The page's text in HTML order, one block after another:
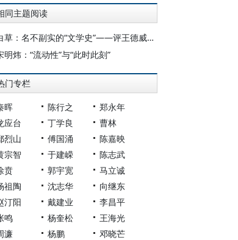
同主题阅读
白草：名不副实的“文学史”——评王德威主编《哈佛新编中国现代文学史》
明炜：“流动性”与“此时此刻”
门专栏
晖 陈行之
郑永年
应台
丁学良
曹林
烈山
傅国涌
陈嘉映
宗智
于建嵘
陈志武
贲
郭宇宽
马立诚
祖陶
沈志华
向继东
汀阳
戴建业
李昌平
鸣
杨奎松
王海光
濂
杨鹏
邓晓芒